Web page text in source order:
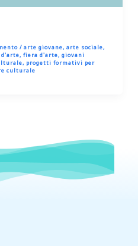
/ arte giovane, arte sociale,
d'arte, fiera d'arte, giovani
, progetti formativi per
culturale